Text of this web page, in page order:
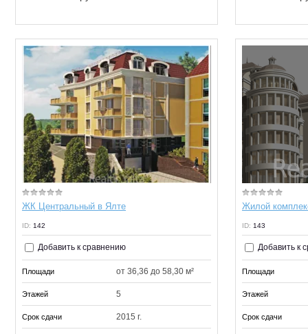
ЖК Центральный в Ялте
ID: 142
Добавить к сравнению
Площади от 36,36 до 58,30 м²
Этажей 5
Срок сдачи 2015 г.
Жилой
ID: 143
Добавить к
Площади
Этажей
Срок сдачи